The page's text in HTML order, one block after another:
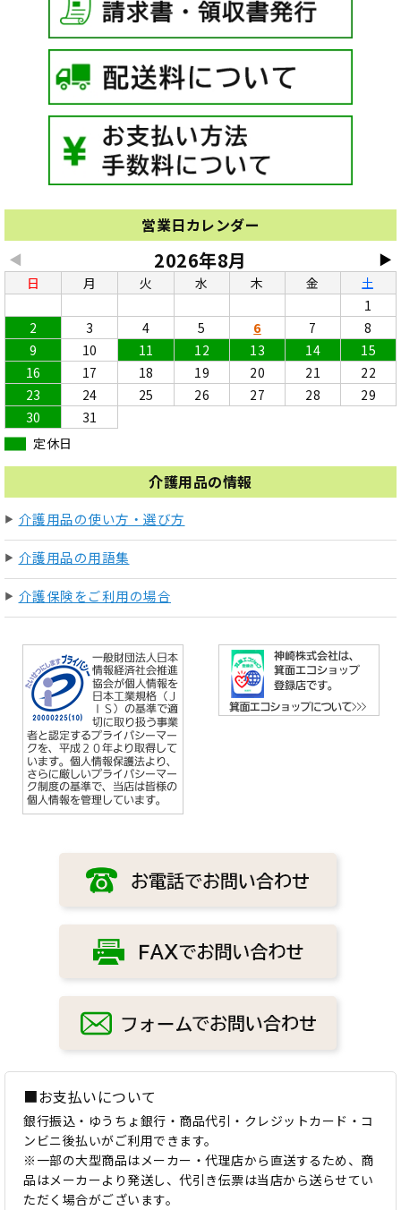
営業日カレンダー
◀ ▶
2026年8月
日 月 火 水 木 金
土
1
2
3 4 5 6 7
8
9
10 11 12 13 14
15
16
17 18 19 20 21
22
23
24 25 26 27 28
29
30
31
定休日
介護用品の情報
介護用品の使い方・選び方
介護用品の用語集
介護保険をご利用の場合
■お支払いについて
銀行振込・ゆうちょ銀行・商品代引・クレジットカード・コ
ンビニ後払いがご利用できます。
※一部の大型商品はメーカー・代理店から直送するため、商
品はメーカーより発送し、代引き伝票は当店から送らせてい
ただく場合がございます。